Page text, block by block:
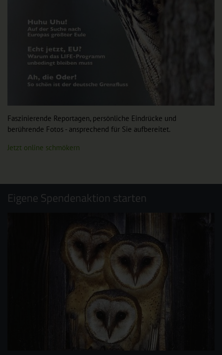
Faszinierende Reportagen, persönliche Eindrücke und
berührende Fotos - ansprechend für Sie aufbereitet.
Jetzt online schmökern
Eigene Spendenaktion starten